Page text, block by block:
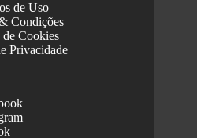
de Uso
Condições
Cookies
Privacidade